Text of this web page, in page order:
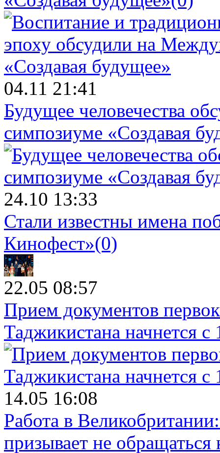
04.11 21:41
Будущее человечества
симпозиуме «Создавая
24.10 13:33
Стали известны имена
Кинофест»(0)
22.05 08:57
Прием документов
Таджикистана начнется с
14.05 16:08
Работа в
призывает не